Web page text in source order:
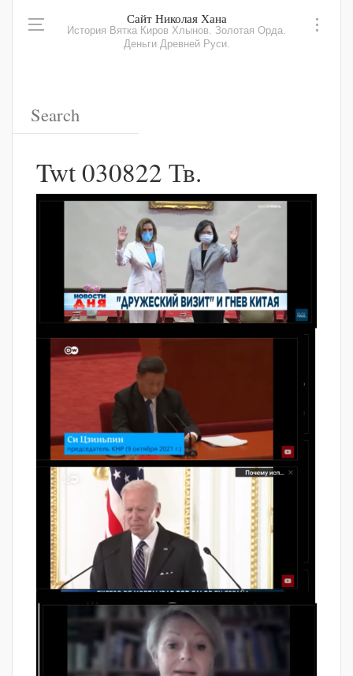
Сайт Николая Хана
История Вятка Киров Хлынов. Золотая Орда.
Деньги Древней Руси.
Twt 030822 Тв.